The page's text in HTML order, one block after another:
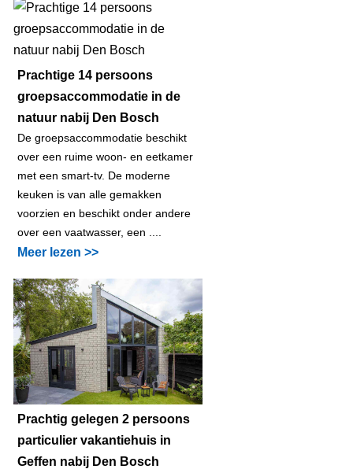
Prachtige 14 persoons
groepsaccommodatie in de
natuur nabij Den Bosch
De groepsaccommodatie beschikt
over een ruime woon- en eetkamer
met een smart-tv. De moderne
keuken is van alle gemakken
voorzien en beschikt onder andere
over een vaatwasser, een ....
Meer lezen >>
Prachtig gelegen 2 persoons
particulier vakantiehuis in
Geffen nabij Den Bosch